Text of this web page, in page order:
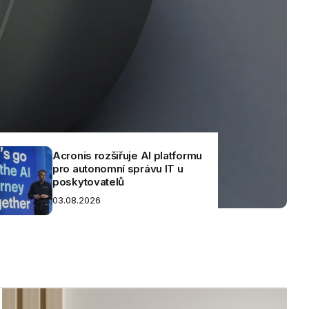
EVOLVEO uvádí chladič
QuietCool7 s displejem a TDP
240 W